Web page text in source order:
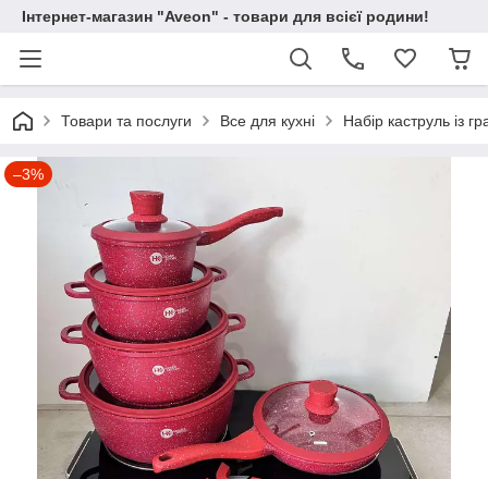
Інтернет-магазин "Aveon" - товари для всієї родини!
Товари та послуги Все для кухні Набір каструль із
–3%